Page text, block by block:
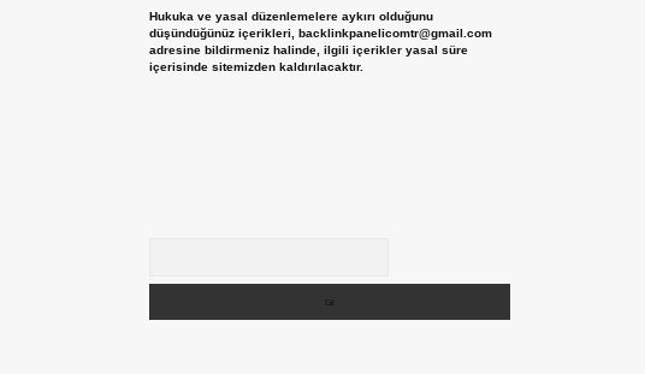
Hukuka ve yasal düzenlemelere aykırı olduğunu
düşündüğünüz içerikleri, backlinkpanelicomtr@gmail.com
adresine bildirmeniz halinde, ilgili içerikler yasal süre
içerisinde sitemizden kaldırılacaktır.